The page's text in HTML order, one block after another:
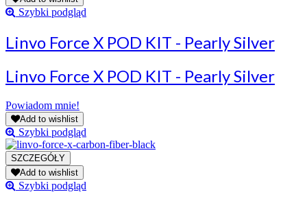
Szybki podgląd
Linvo Force X POD KIT - Pearly Silver
Linvo Force X POD KIT - Pearly Silver
Powiadom mnie!
Add to wishlist
Szybki podgląd
Add to wishlist
Szybki podgląd